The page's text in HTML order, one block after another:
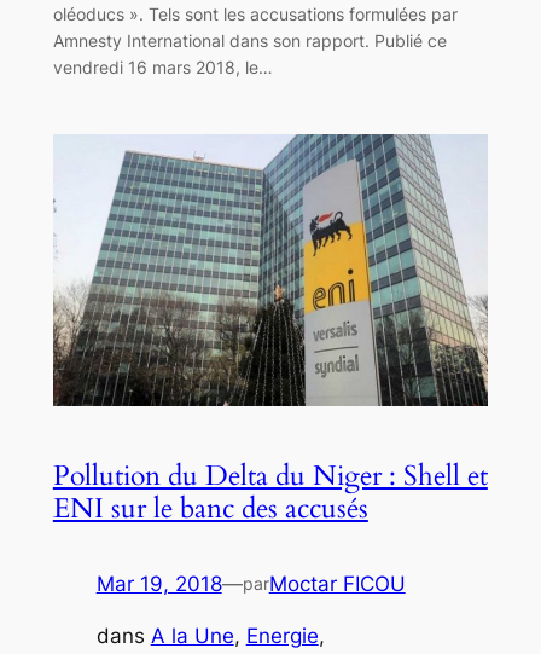
oléoducs ». Tels sont les accusations formulées par
Amnesty International dans son rapport. Publié ce
vendredi 16 mars 2018, le…
Pollution du Delta du Niger : Shell et
ENI sur le banc des accusés
Mar 19, 2018—parMoctar FICOU
dans A la Une, Energie